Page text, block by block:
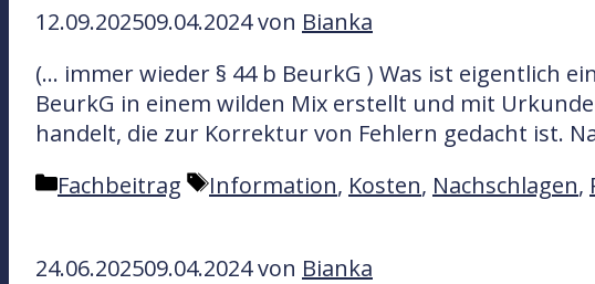
e
o
r
i
e
n
l
g
w
ö
r
t
r
12.09.202509.04.2024von Bianka
(… immer wieder § 44 b BeurkG ) Was ist eigentlich
BeurkG in einem wilden Mix erstellt und mit
handelt, die zur Korrektur von Fehlern gedacht ist.
K
e
Fachbeitrag
S
l
Information, Kosten, Nachschlagen,
24.06.202509.04.2024von Bianka